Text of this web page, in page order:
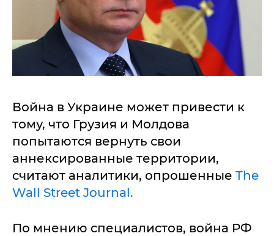
Война в Украине может привести к
тому, что Грузия и Молдова
попытаются вернуть свои
аннексированные территории,
считают аналитики, опрошенные The
Wall Street Journal.
По мнению специалистов, война РФ